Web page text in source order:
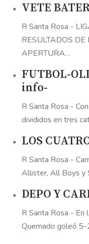
VETE
R Santa Rosa -
RESULTADOS
APERTURA…
FUTBOL-
info-
R Santa Rosa -
divididos en tres
LOS
R Santa Rosa -
Allister, All Boys y
DEPO Y
R Santa Rosa - En
Quemado goleó 5-